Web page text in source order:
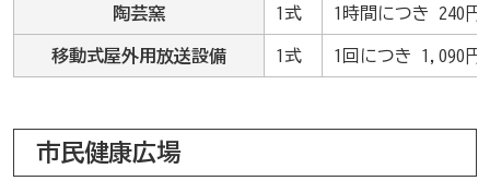
陶芸窯 1式 1時間につき 240円
移動式屋外用放送設備 1式 1回につき 1,090円
市民健康広場